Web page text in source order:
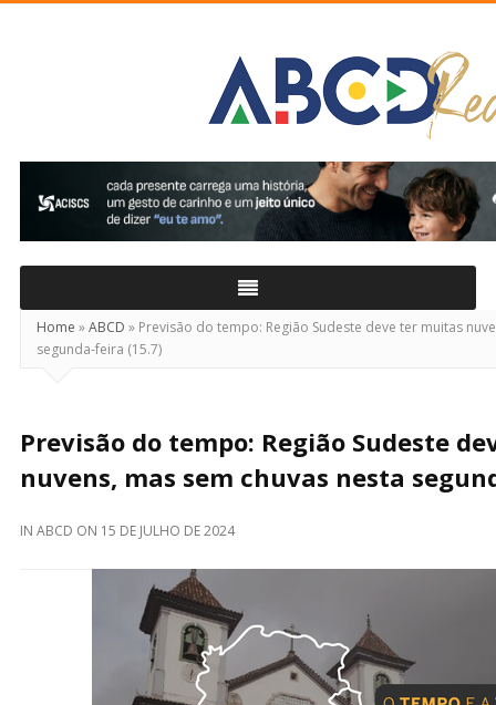
Home »ABCD » Previsão do tempo: Região Sudeste deve ter muitas
segunda-feira (15.7)
Previsão do tempo: Região Sudeste
nuvens, mas sem chuvas nesta
IN ABCD ON 15 DE JULHO DE 2024